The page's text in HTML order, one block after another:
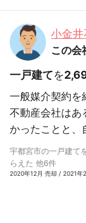
小金
この会
一戸建てを
一般媒介契約を
不動産会社はあ
かったことと、
宇都宮市の一戸建て
らえた 他6件
2020年12月 売却 / 2021年